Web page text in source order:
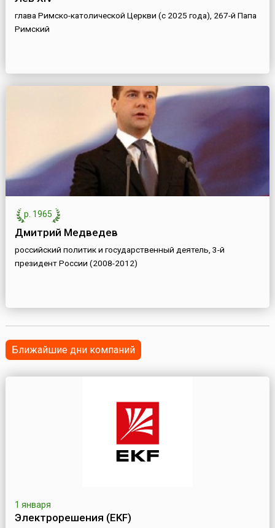
глава Римско-католической Церкви (с 2025 года), 267-й Папа
Римский
р. 1965
Дмитрий Медведев
российский политик и государственный деятель, 3-й
президент России (2008-2012)
Ближайшие дни компаний
1 января
Электрорешения (EKF)